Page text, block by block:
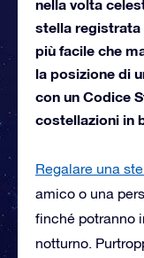
nella volta
stella registrata
più facile che
la posizione di
con un Codice
costellazioni in
Regalare una
amico o una
finché potranno
notturno.